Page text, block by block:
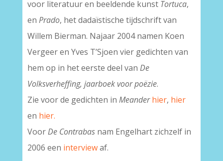
voor literatuur en beeldende kunst Tortuca,
en Prado, het dadaïstische tijdschrift van
Willem Bierman. Najaar 2004 namen Koen
Vergeer en Yves T’Sjoen vier gedichten van
hem op in het eerste deel van De
Volksverheffing, jaarboek voor poëzie.
Zie voor de gedichten in Meanderhier, hier
en hier.
VoorDe Contrabasnam Engelhart zichzelf in
2006 een interviewaf.